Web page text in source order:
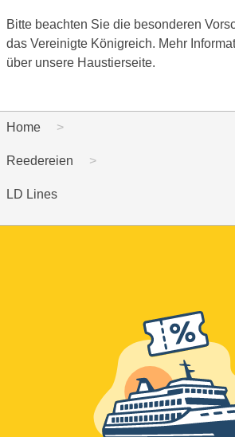
Bitte beachten Sie die besonderen
das Vereinigte Königreich. Mehr
über unsere Haustierseite.
Home
Reedereien
LD Lines